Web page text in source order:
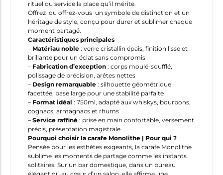
rituel du service la place qu’il mérite.
Offrez ou offrez-vous un symbole de distinction et un
héritage de style, conçu pour durer et sublimer chaque
moment partagé.
Caractéristiques principales
– Matériau noble : verre cristallin épais, finition lisse et
brillante pour un éclat sans compromis
– Fabrication d’exception : corps moulé-soufflé,
polissage de précision, arêtes nettes
– Design remarquable : silhouette géométrique
facettée, base large pour une stabilité parfaite
– Format idéal : 750ml, adapté aux whiskys, bourbons,
cognacs, armagnacs et rhums
– Service raffiné : prise en main confortable, versement
précis, présentation magistrale
Pourquoi choisir la carafe Monolithe | Pour qui ?
Pensée pour les esthètes exigeants, la carafe Monolithe
sublime les moments de partage comme les instants
solitaires. Sur un bar domestique, dans un bureau